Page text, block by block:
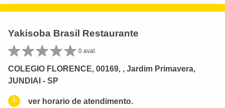
Yakisoba Brasil Restaurante
0 aval.
COLEGIO FLORENCE, 00169, , Jardim Primavera,
JUNDIAI - SP
ver horario de atendimento.